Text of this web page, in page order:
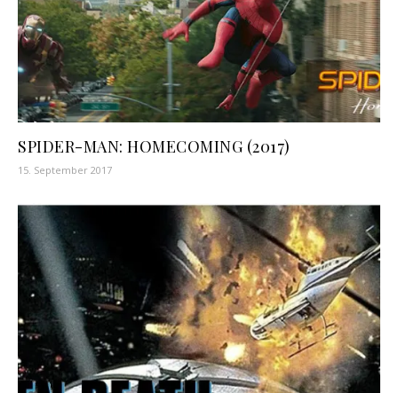
SPIDER-MAN: HOMECOMING (2017)
15. September 2017